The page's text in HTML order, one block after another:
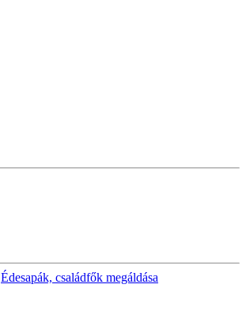
Édesapák, családfők megáldása